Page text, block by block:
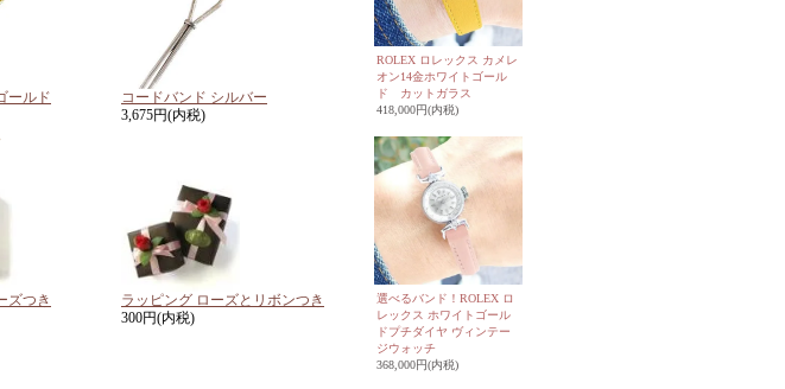
ールド
コードバンド シルバー
3,675円(内税)
ズつき
ラッピング ローズとリボンつき
300円(内税)
ROLEX ロレックス カメレ
オン14金ホワイトゴール
ド カットガラス
418,000円(内税)
選べるバンド！ROLEX ロ
レックス ホワイトゴール
ドプチダイヤ ヴィンテー
ジウォッチ
368,000円(内税)